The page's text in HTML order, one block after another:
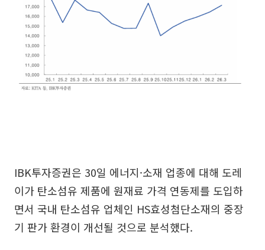
IBK투자증권은 30일 에너지·소재 업종에 대해 도레
이가 탄소섬유 제품에 원재료 가격 연동제를 도입하
면서 국내 탄소섬유 업체인 HS효성첨단소재의 중장
기 판가 환경이 개선될 것으로 분석했다.